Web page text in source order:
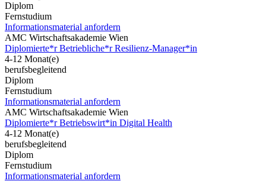
Diplom
Fernstudium
Informationsmaterial anfordern
AMC Wirtschaftsakademie Wien
Diplomierte*r Betriebliche*r Resilienz-Manager*in
4-12 Monat(e)
berufsbegleitend
Diplom
Fernstudium
Informationsmaterial anfordern
AMC Wirtschaftsakademie Wien
Diplomierte*r Betriebswirt*in Digital Health
4-12 Monat(e)
berufsbegleitend
Diplom
Fernstudium
Informationsmaterial anfordern